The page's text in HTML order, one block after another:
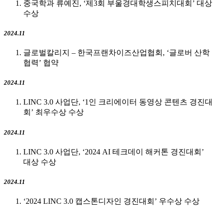
중국학과 류예진, ‘제3회 부울경대학생스피치대회’ 대상
수상
2024.11
글로벌칼리지 – 한국프랜차이즈산업협회, ‘글로버 산학
협력’ 협약
2024.11
LINC 3.0 사업단, ‘1인 크리에이터 동영상 콘텐츠 경진대
회’ 최우수상 수상
2024.11
LINC 3.0 사업단, ‘2024 AI 테크데이 해커톤 경진대회’
대상 수상
2024.11
‘2024 LINC 3.0 캡스톤디자인 경진대회’ 우수상 수상